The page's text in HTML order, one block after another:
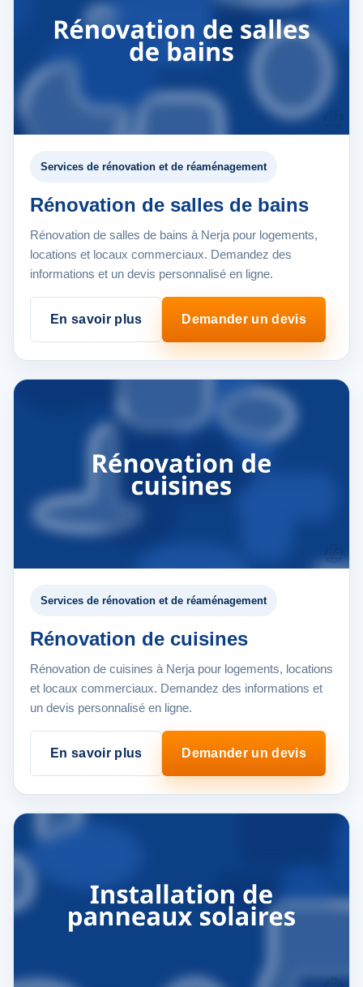
Services de rénovation et de réaménagement
Rénovation de salles de bains
Rénovation de salles de bains à Nerja pour logements,
locations et locaux commerciaux. Demandez des
informations et un devis personnalisé en ligne.
En savoir plus Demander un devis
Services de rénovation et de réaménagement
Rénovation de cuisines
Rénovation de cuisines à Nerja pour logements, locations
et locaux commerciaux. Demandez des informations et
un devis personnalisé en ligne.
En savoir plus Demander un devis